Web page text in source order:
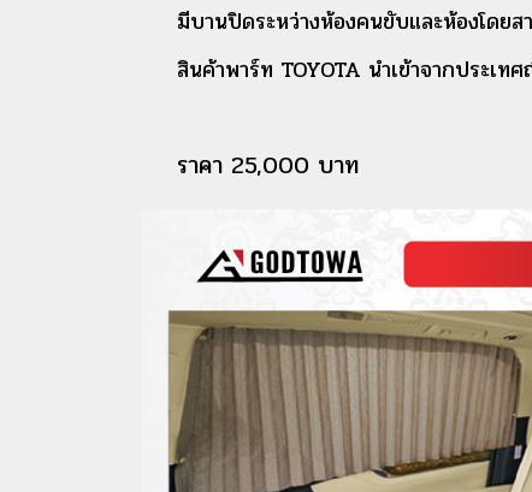
มีบานปิดระหว่างห้องคนขับและห้องโดยส
สินค้าพาร์ท TOYOTA นำเข้าจากประเ
ราคา 25,000 บาท